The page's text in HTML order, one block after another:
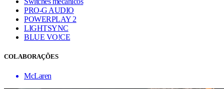
PRO-G AUDIO
POWERPLAY 2
LIGHTSYNC
BLUE VO!CE
COLABORAÇÕES
McLaren